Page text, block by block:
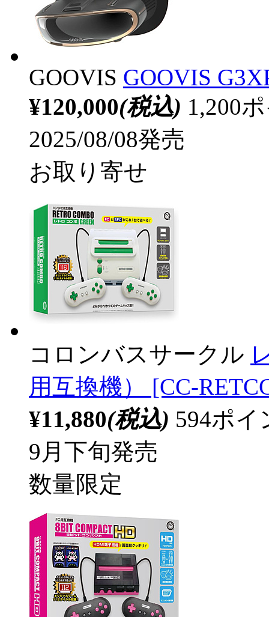
GOOVIS GOOVIS
¥120,000(税込) 1,200
2025/08/08発売
お取り寄せ
コロンバスサークル
用互換機） [CC-
¥11,880(税込) 594ポ
9月下旬発売
数量限定